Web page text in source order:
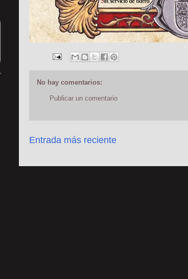
No hay comentarios:
Publicar un comentario
Entrada más reciente